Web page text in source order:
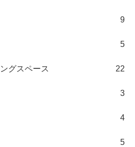
9
5
グスペース 22
3
4
5